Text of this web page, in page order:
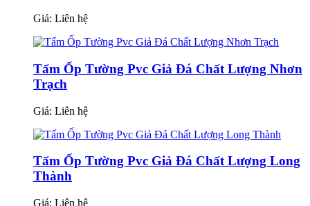
Giá: Liên hệ
Tấm Ốp Tường Pvc Giả Đá Chất Lượng Nhơn
Trạch
Giá: Liên hệ
Tấm Ốp Tường Pvc Giả Đá Chất Lượng Long
Thành
Giá: Liên hệ